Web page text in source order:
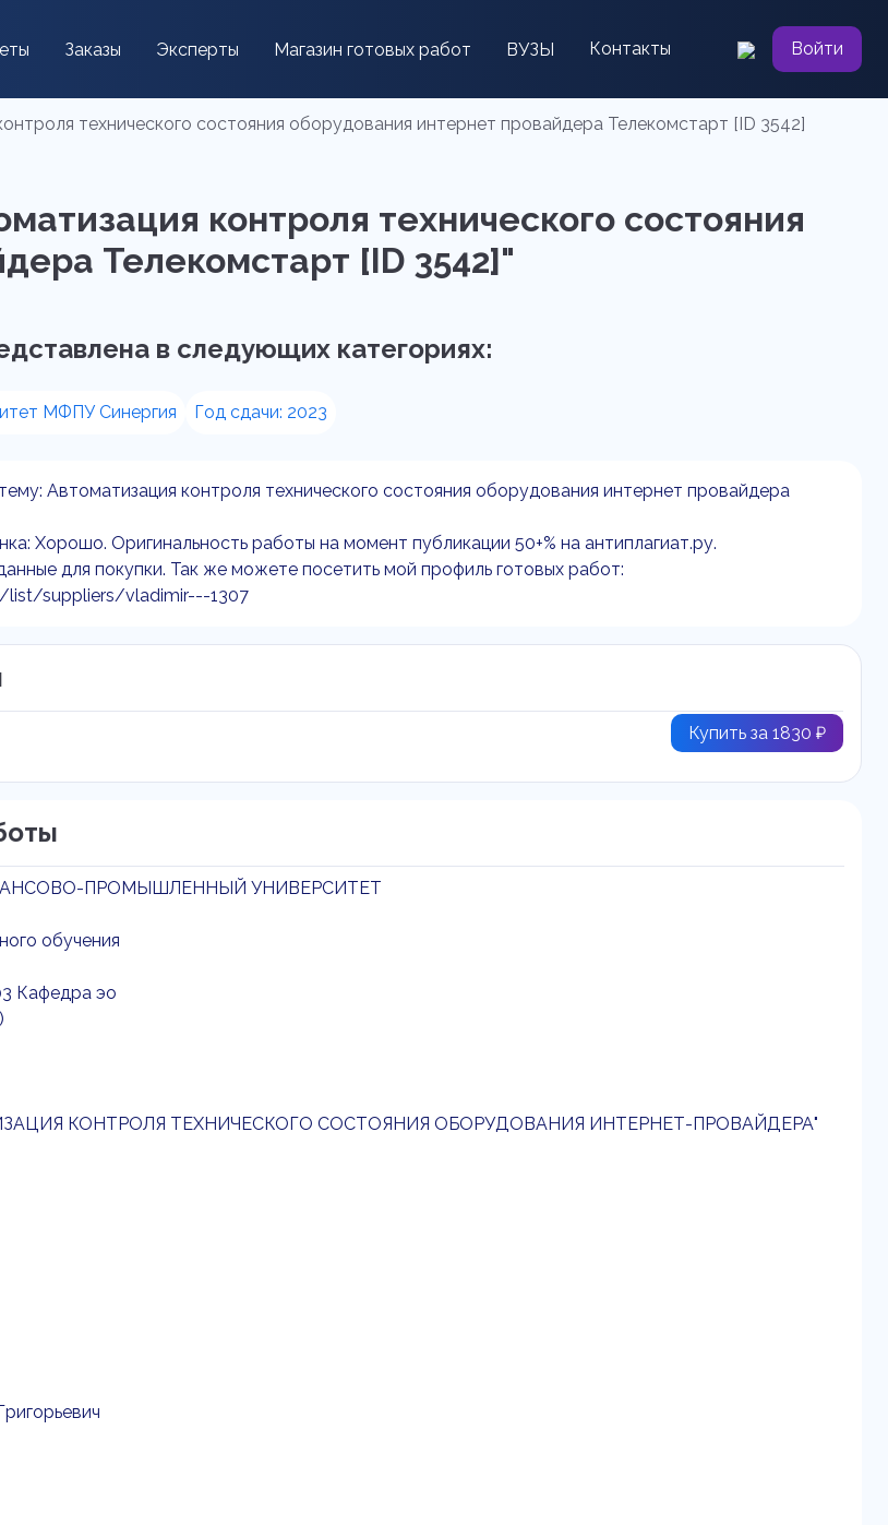
Заказы Эксперты Магазин готовых работ ВУЗЫ Контакты Войти
технического состояния оборудования интернет провайдера Телекомстарт [ID 3542]
контроля технического состояния
Телекомстарт [ID 3542]"
в следующих категориях:
МФПУ Синергия Год сдачи: 2023
Автоматизация контроля технического состояния оборудования интернет провайдера
Хорошо. Оригинальность работы на момент публикации 50+% на антиплагиат.ру.
для покупки. Так же можете посетить мой профиль готовых работ:
suppliers/vladimir---1307
Купить за 1830 ₽
ПРОМЫШЛЕННЫЙ УНИВЕРСИТЕТ
обучения
Кафедра эо
КОНТРОЛЯ ТЕХНИЧЕСКОГО СОСТОЯНИЯ ОБОРУДОВАНИЯ ИНТЕРНЕТ-ПРОВАЙДЕРА"